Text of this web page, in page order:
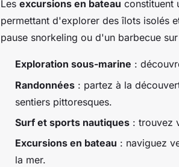
Les excursions en bateau constituent
permettant d'explorer des îlots isolés
pause snorkeling ou d'un barbecue
Exploration sous-marine :
Randonnées : partez à la
sentiers pittoresques.
Surf et sports nautiques : trouvez
Excursions en bateau : naviguez
la mer.